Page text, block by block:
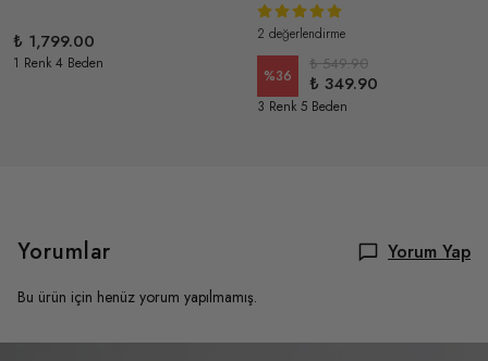
₺ 1,799.00
1 Renk 4 Beden
2 değerlendirme
%36
₺ 549.90
₺ 349.90
3 Renk 5 Beden
Yorumlar Yorum Yap
Bu ürün için henüz yorum yapılmamış.